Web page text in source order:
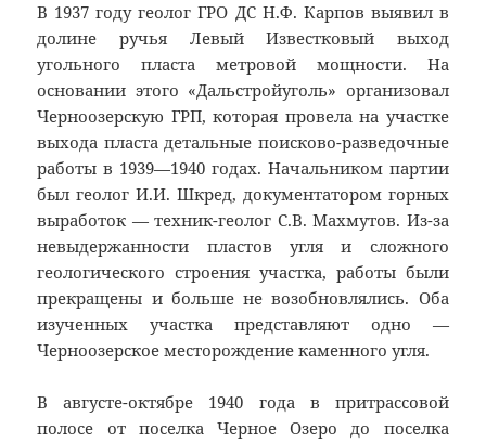
В 1937 году геолог ГРО ДС Н.Ф. Карпов выявил в
долине ручья Левый Известковый выход
угольного пласта метровой мощности. На
основании этого «Дальстройуголь» организовал
Черноозерскую ГРП, которая провела на участке
выхода пласта детальные поисково-разведочные
работы в 1939—1940 годах. Начальником партии
был геолог И.И. Шкред, документатором горных
выработок — техник-геолог С.В. Махмутов. Из-за
невыдержанности пластов угля и сложного
геологического строения участка, работы были
прекращены и больше не возобновлялись. Оба
изученных участка представляют одно —
Черноозерское месторождение каменного угля.
В августе-октябре 1940 года в притрассовой
полосе от поселка Черное Озеро до поселка